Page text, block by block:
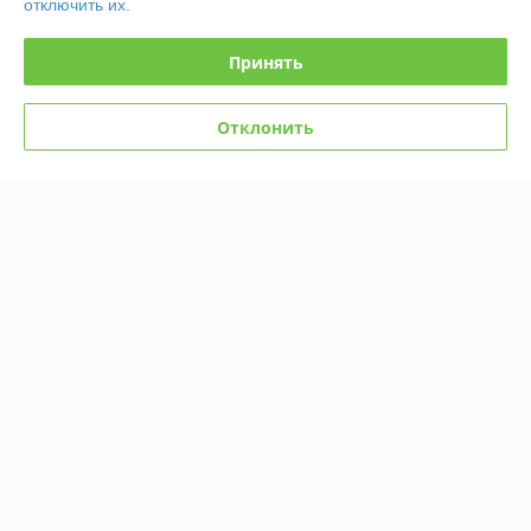
Контакты
Доставка и оплата
График работы
отключить их.
Принять
Отклонить